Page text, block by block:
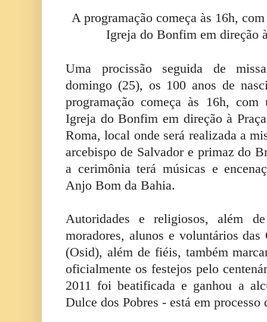
A programação começa às 16h,
Igreja do Bonfim em direção
Uma procissão seguida de
domingo (25), os 100 anos de
programação começa às 16h, com
Igreja do Bonfim em direção à
Roma, local onde será realizada a
arcebispo de Salvador e primaz do
a cerimônia terá músicas e
Anjo Bom da Bahia.
Autoridades e religiosos, além
moradores, alunos e voluntários
(Osid), além de fiéis, também
oficialmente os festejos pelo
2011 foi beatificada e ganhou a
Dulce dos Pobres - está em processo